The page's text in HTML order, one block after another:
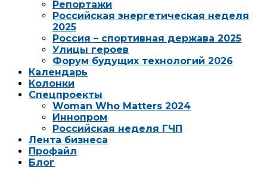
Репортажи
Российская энергетическая неделя
2025
Россия – спортивная держава 2025
Улицы героев
Форум будущих технологий 2026
Календарь
Колонки
Спецпроекты
Woman Who Matters 2024
Иннопром
Российская неделя ГЧП
Лента бизнеса
Профайл
Блог